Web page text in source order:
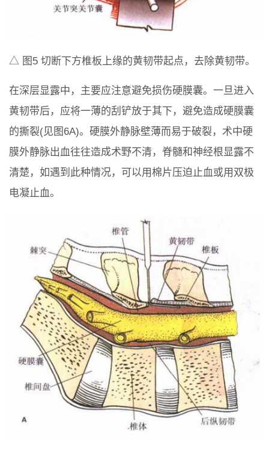
△ 图5 切断下方椎板上缘的黄韧带起点，去除黄韧带。
在深层显露中，主要应注意避免损伤硬膜囊。一旦进入
黄韧带后，应将一薄的刮铲放于其下，避免造成硬膜囊
的撕裂(见图6A)。硬膜外静脉壁薄而易于破裂，术中硬
膜外静脉出血往往造成术野不清，脊髓和神经根显露不
清楚，如遇到此种情况，可以用棉片压迫止血或用双极
电凝止血。